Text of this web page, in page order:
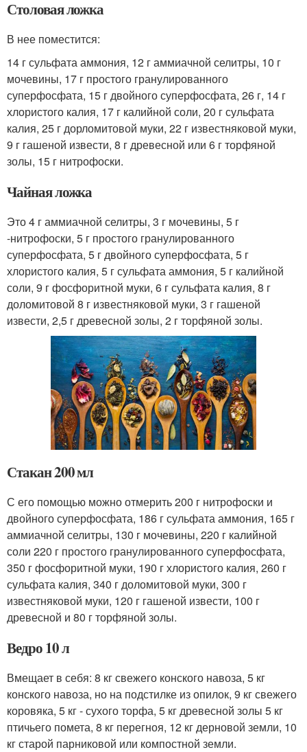
Столовая ложка
В нее поместится:
14 г сульфата аммония, 12 г аммиачной селитры, 10 г
мочевины, 17 г простого гранулированного
суперфосфата, 15 г двойного суперфосфата, 26 г, 14 г
хлористого калия, 17 г калийной соли, 20 г сульфата
калия, 25 г дорломитовой муки, 22 г известняковой муки,
9 г гашеной извести, 8 г древесной или 6 г торфяной
золы, 15 г нитрофоски.
Чайная ложка
Это 4 г аммиачной селитры, 3 г мочевины, 5 г
-нитрофоски, 5 г простого гранулированного
суперфосфата, 5 г двойного суперфосфата, 5 г
хлористого калия, 5 г сульфата аммония, 5 г калийной
соли, 9 г фосфоритной муки, 6 г сульфата калия, 8 г
доломитовой 8 г известняковой муки, 3 г гашеной
извести, 2,5 г древесной золы, 2 г торфяной золы.
Стакан 200 мл
С его помощью можно отмерить 200 г нитрофоски и
двойного суперфосфата, 186 г сульфата аммония, 165 г
аммиачной селитры, 130 г мочевины, 220 г калийной
соли 220 г простого гранулированного суперфосфата,
350 г фосфоритной муки, 190 г хлористого калия, 260 г
сульфата калия, 340 г доломитовой муки, 300 г
известняковой муки, 120 г гашеной извести, 100 г
древесной и 80 г торфяной золы.
Ведро 10 л
Вмещает в себя: 8 кг свежего конского навоза, 5 кг
конского навоза, но на подстилке из опилок, 9 кг свежего
коровяка, 5 кг - сухого торфа, 5 кг древесной золы 5 кг
птичьего помета, 8 кг перегноя, 12 кг дерновой земли, 10
кг старой парниковой или компостной земли.